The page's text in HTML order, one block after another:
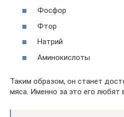
Фосфор
Фтор
Натрий
Аминокислоты
Таким образом, он станет
мяса. Именно за это его любят